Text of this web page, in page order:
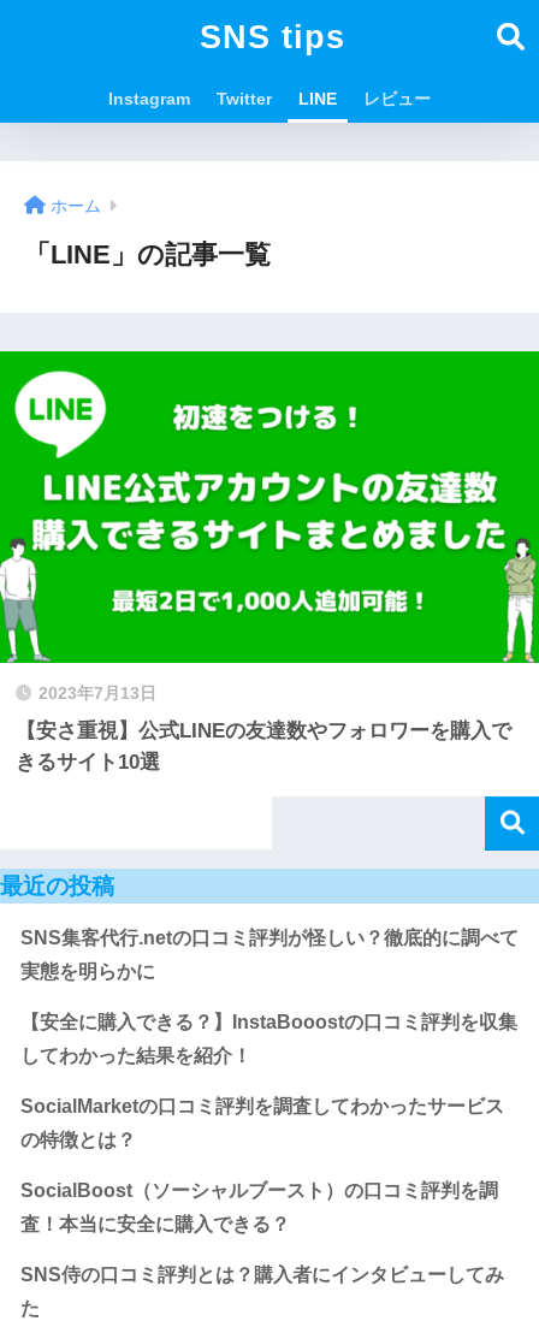
SNS tips
Instagram Twitter LINE レビュー
ホーム
「LINE」の記事一覧
2023年7月13日
【安さ重視】公式LINEの友達数やフォロワーを購入で
きるサイト10選
最近の投稿
SNS集客代行.netの口コミ評判が怪しい？徹底的に調べて
実態を明らかに
【安全に購入できる？】InstaBooostの口コミ評判を収集
してわかった結果を紹介！
SocialMarketの口コミ評判を調査してわかったサービス
の特徴とは？
SocialBoost（ソーシャルブースト）の口コミ評判を調
査！本当に安全に購入できる？
SNS侍の口コミ評判とは？購入者にインタビューしてみ
た